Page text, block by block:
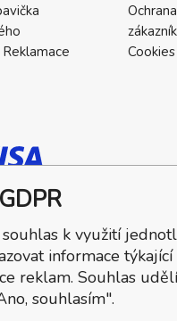
Cookies
k využití
informace týkající
reklam. Souhlas
souhlasím".